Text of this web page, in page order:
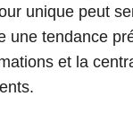
unique peut
tendance
et la